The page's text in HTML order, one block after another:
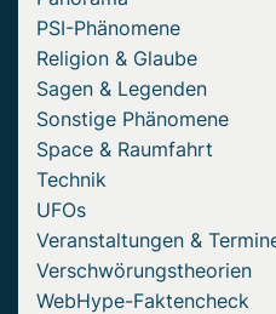
PSI-Phänomene
Religion & Glaube
Sagen & Legenden
Sonstige Phänomene
Space & Raumfahrt
Technik
UFOs
Veranstaltungen &
Verschwörungstheorien
WebHype-Faktencheck